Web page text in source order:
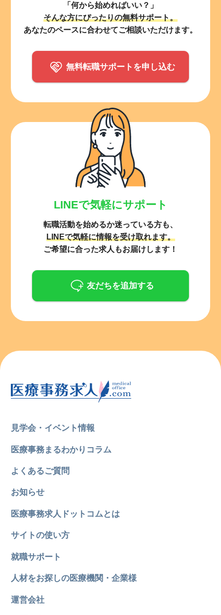
「何から始めればいい？」
そんな方にぴったりの無料サポート。
あなたのペースに合わせてご相談いただけます。
無料転職サポートを申し込む
LINEで気軽にサポート
転職活動を始めるか迷っている方も、
LINEで気軽に情報を受け取れます。
ご希望に合った求人もお届けします！
友だちを追加する
見学会・イベント情報
医療事務まるわかりコラム
よくあるご質問
お知らせ
医療事務求人ドットコムとは
サイトの使い方
就職サポート
人材をお探しの医療機関・企業様
運営会社